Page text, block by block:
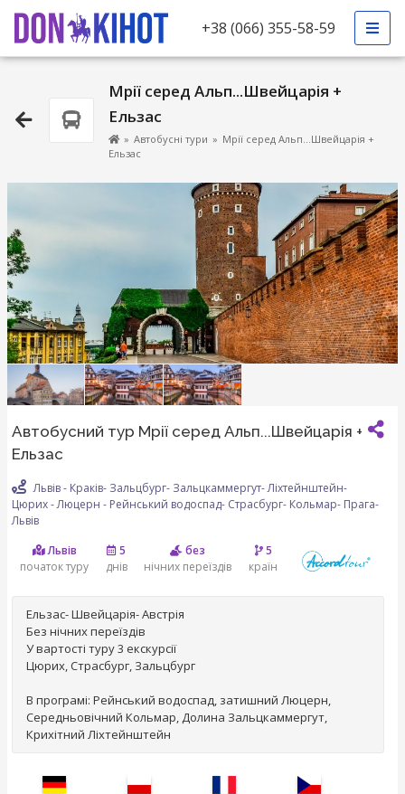
+38 (066) 355-58-59
Мрії серед Альп...Швейцарія +
Ельзас
» Автобусні тури » Мрії серед Альп...Швейцарія +
Ельзас
Автобусний тур Мрії серед Альп...Швейцарія +
Ельзас
Львів - Краків- Зальцбург- Зальцкаммергут- Ліхтейнштейн-
Цюрих - Люцерн - Рейнський водоспад- Страсбург- Кольмар- Прага-
Львів
Львів
початок туру
5
днів
без
нічних переїздів
5
країн
Ельзас- Швейцарія- Австрія
Без нічних переїздів
У вартості туру 3 екскурсії
Цюрих, Страсбург, Зальцбург
В програмі: Рейнський водоспад, затишний Люцерн,
Середньовічний Кольмар, Долина Зальцкаммергут,
Крихітний Ліхтейнштейн